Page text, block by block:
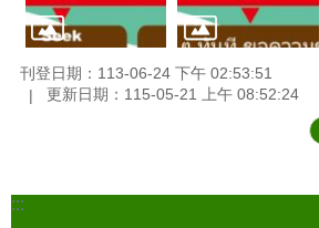
刊登日期：113-06-24 下午 02:53:51
更新日期：115-05-21 上午 08:52:24
:::